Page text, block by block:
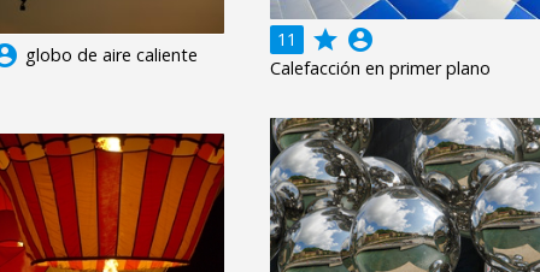
11 grade account_circle
Calefacción en primer plano
globo de aire caliente